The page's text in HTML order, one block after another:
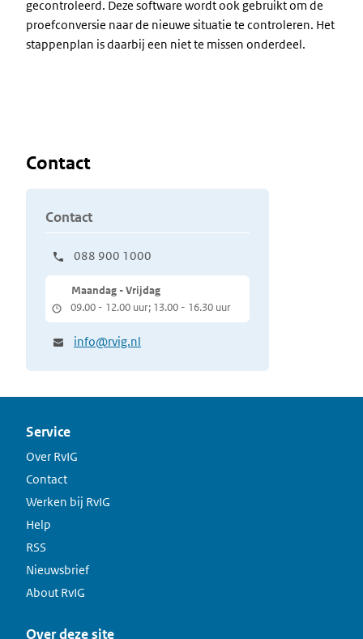
gecontroleerd. Deze software wordt ook gebruikt om de
proefconversie naar de nieuwe situatie te controleren. Het
stappenplan is daarbij een niet te missen onderdeel.
Contact
Contact
088 900 1000
Maandag - Vrijdag
09.00 - 12.00 uur; 13.00 - 16.30 uur
info@rvig.nl
Service
Over RvIG
Contact
Werken bij RvIG
Help
RSS
Nieuwsbrief
About RvIG
Over deze site